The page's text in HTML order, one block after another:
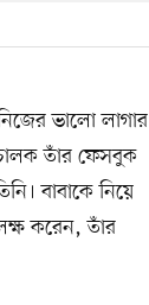
ভালো লাগার
তাঁর ফেসবুক
বাবাকে নিয়ে
করেন, তাঁর